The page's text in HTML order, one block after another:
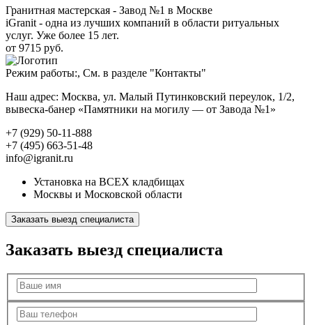
Гранитная мастерская - Завод №1 в Москве
iGranit - одна из лучших компаний в области ритуальных
услуг. Уже более 15 лет.
от 9715 руб.
Режим работы:, См. в разделе "Контакты"
Наш адрес: Москва, ул. Малый Путинковский переулок, 1/2,
вывеска-банер «Памятники на могилу — от Завода №1»
+7 (929) 50-11-888
+7 (495) 663-51-48
info@igranit.ru
Установка на ВСЕХ кладбищах
Москвы и Московской области
Заказать выезд специалиста
Заказать выезд специалиста